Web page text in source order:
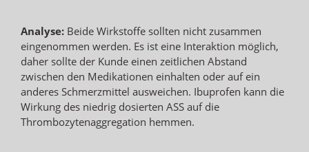
Analyse: Beide Wirkstoffe sollten nicht zusammen
eingenommen werden. Es ist eine Interaktion möglich,
daher sollte der Kunde einen zeitlichen Abstand
zwischen den Medikationen einhalten oder auf ein
anderes Schmerzmittel ausweichen. Ibuprofen kann die
Wirkung des niedrig dosierten ASS auf die
Thrombozytenaggregation hemmen.